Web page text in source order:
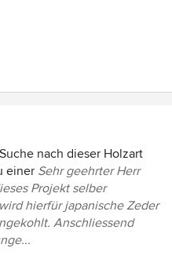
nach dieser Holzart
einer Sehr geehrter Herr
Projekt selber
hierfür japanische Zeder
Anschliessend